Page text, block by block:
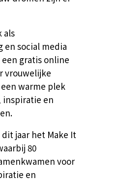
als
social media
gratis online
vrouwelijke
warme plek
en
jaar het Make It
80
voor
en